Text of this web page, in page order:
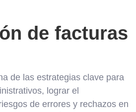
de facturas
de las estrategias clave para
lograr el
de errores y rechazos en